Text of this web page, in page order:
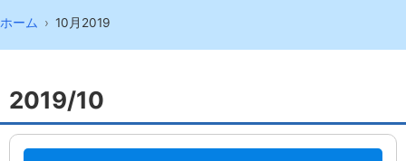
ホーム 10月2019
2019/10